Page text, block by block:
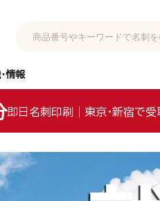
情報
即日名刺印刷｜東京・新宿で受